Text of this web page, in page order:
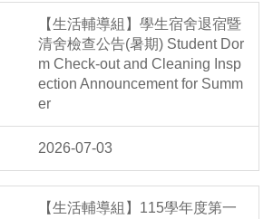
【生活輔導組】學生宿舍退宿暨
清舍檢查公告(暑期) Student Dor
m Check-out and Cleaning Insp
ection Announcement for Summ
er
2026-07-03
【生活輔導組】115學年度第一